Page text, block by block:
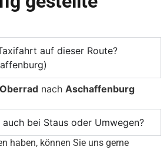
auf dieser Route?
Oberrad nach Aschaffenburg
bei Staus oder Umwegen?
haben, können Sie uns gerne